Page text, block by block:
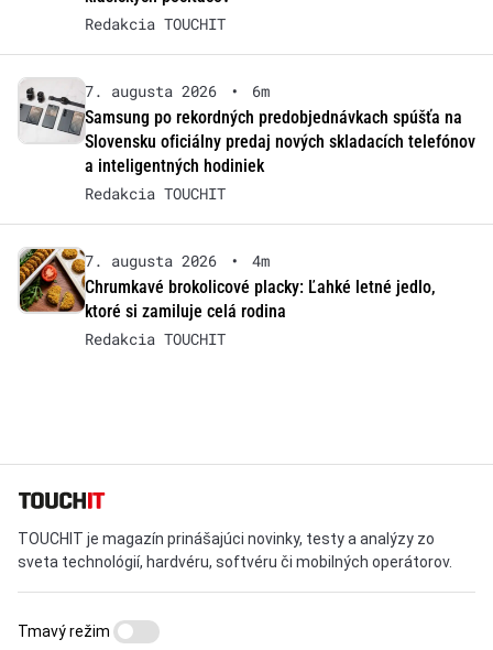
Redakcia TOUCHIT
7. augusta 2026 •
6m
Samsung po rekordných predobjednávkach spúšťa na
Slovensku oficiálny predaj nových skladacích telefónov
a inteligentných hodiniek
Redakcia TOUCHIT
7. augusta 2026 •
4m
Chrumkavé brokolicové placky: Ľahké letné jedlo,
ktoré si zamiluje celá rodina
Redakcia TOUCHIT
TOUCHIT je magazín prinášajúci novinky, testy a analýzy zo
sveta technológií, hardvéru, softvéru či mobilných operátorov.
Tmavý režim